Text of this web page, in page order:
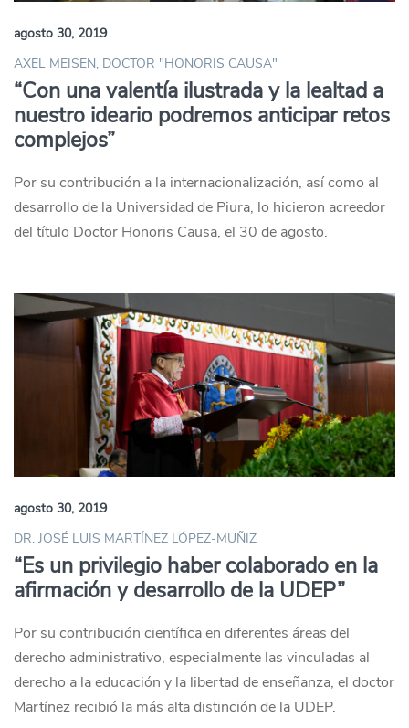
agosto 30, 2019
AXEL MEISEN, DOCTOR "HONORIS CAUSA"
“Con una valentía ilustrada y la lealtad a
nuestro ideario podremos anticipar retos
complejos”
Por su contribución a la internacionalización, así como al
desarrollo de la Universidad de Piura, lo hicieron acreedor
del título Doctor Honoris Causa, el 30 de agosto.
agosto 30, 2019
DR. JOSÉ LUIS MARTÍNEZ LÓPEZ-MUÑIZ
“Es un privilegio haber colaborado en la
afirmación y desarrollo de la UDEP”
Por su contribución científica en diferentes áreas del
derecho administrativo, especialmente las vinculadas al
derecho a la educación y la libertad de enseñanza, el doctor
Martínez recibió la más alta distinción de la UDEP.